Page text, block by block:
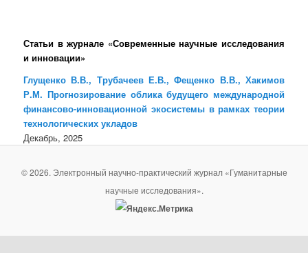
Статьи в журнале «Современные научные исследования
и инновации»
Глущенко В.В., Трубачеев Е.В., Фещенко В.В., Хакимов
Р.М. Прогнозирование облика будущего международной
финансово-инновационной экосистемы в рамках теории
технологических укладов
Декабрь, 2025
© 2026. Электронный научно-практический журнал «Гуманитарные
научные исследования».